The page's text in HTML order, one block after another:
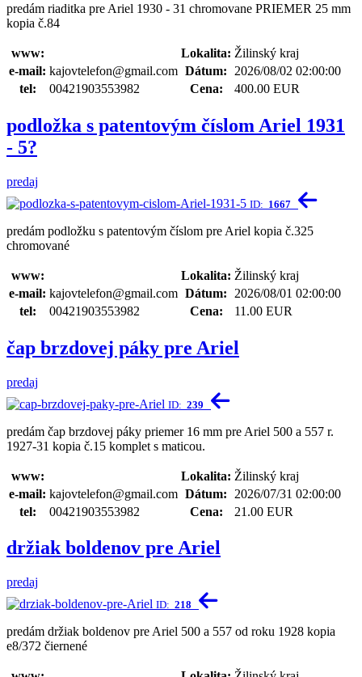
predám riaditka pre Ariel 1930 - 31 chromovane PRIEMER 25 mm
kopia č.84
www: Lokalita: Žilinský kraj
e-mail: kajovtelefon@gmail.com Dátum:
2026/08/02 02:00:00
tel:
00421903553982 Cena: 400.00 EUR
podložka s patentovým číslom Ariel 1931
- 5?
predaj
ID: 1667
predám podložku s patentovým číslom pre Ariel kopia č.325
chromované
www: Lokalita: Žilinský kraj
e-mail: kajovtelefon@gmail.com Dátum:
2026/08/01 02:00:00
tel:
00421903553982 Cena: 11.00 EUR
čap brzdovej páky pre Ariel
predaj
ID: 239
predám čap brzdovej páky priemer 16 mm pre Ariel 500 a 557 r.
1927-31 kopia č.15 komplet s maticou.
www: Lokalita: Žilinský kraj
e-mail: kajovtelefon@gmail.com Dátum:
2026/07/31 02:00:00
tel:
00421903553982 Cena: 21.00 EUR
držiak boldenov pre Ariel
predaj
ID: 218
predám držiak boldenov pre Ariel 500 a 557 od roku 1928 kopia
e8/372 čiernené